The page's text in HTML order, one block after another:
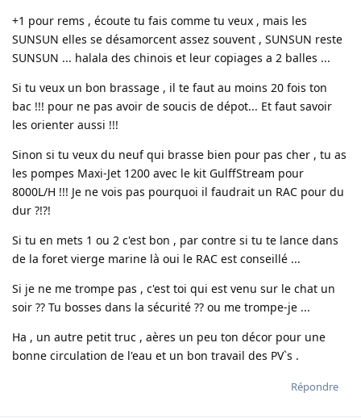
+1 pour rems , écoute tu fais comme tu veux , mais les
SUNSUN elles se désamorcent assez souvent , SUNSUN reste
SUNSUN ... halala des chinois et leur copiages a 2 balles ...
Si tu veux un bon brassage , il te faut au moins 20 fois ton
bac !!! pour ne pas avoir de soucis de dépot... Et faut savoir
les orienter aussi !!!
Sinon si tu veux du neuf qui brasse bien pour pas cher , tu as
les pompes Maxi-Jet 1200 avec le kit GulffStream pour
8000L/H !!! Je ne vois pas pourquoi il faudrait un RAC pour du
dur ?!?!
Si tu en mets 1 ou 2 c'est bon , par contre si tu te lance dans
de la foret vierge marine là oui le RAC est conseillé ...
Si je ne me trompe pas , c'est toi qui est venu sur le chat un
soir ?? Tu bosses dans la sécurité ?? ou me trompe-je ...
Ha , un autre petit truc , aères un peu ton décor pour une
bonne circulation de l'eau et un bon travail des PV`s .
Répondre